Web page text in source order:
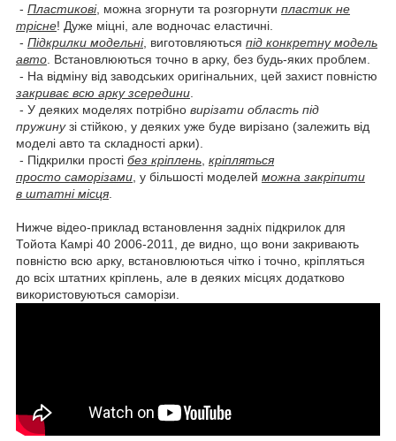
- Пластикові, можна згорнути та розгорнути пластик не
трісне! Дуже міцні, але водночас еластичні.
- Підкрилки модельні, виготовляються під конкретну модель
авто . Встановлюються точно в арку, без будь-яких проблем.
- На відміну від заводських оригінальних, цей захист повністю
закриває всю арку зсередини
- У деяких моделях потрібно вирізати область під
пружинузі стійкою, у деяких уже буде вирізано (залежить від
моделі авто та складності арки).
- Підкрилки прості без кріплень кріпляться
просто саморізами , у більшості моделей можна закріпити
в штатні місця
Нижче відео-приклад встановлення задніх підкрилок для
Тойота Камрі 40 2006-2011, де видно, що вони закривають
повністю всю арку, встановлюються чітко і точно, кріпляться
до всіх штатних кріплень, але в деяких місцях додатково
використовуються саморізи.